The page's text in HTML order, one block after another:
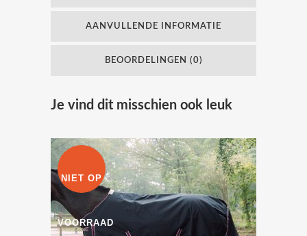
AANVULLENDE INFORMATIE
BEOORDELINGEN (0)
Je vind dit misschien ook leuk
NIET OP
VOORRAAD